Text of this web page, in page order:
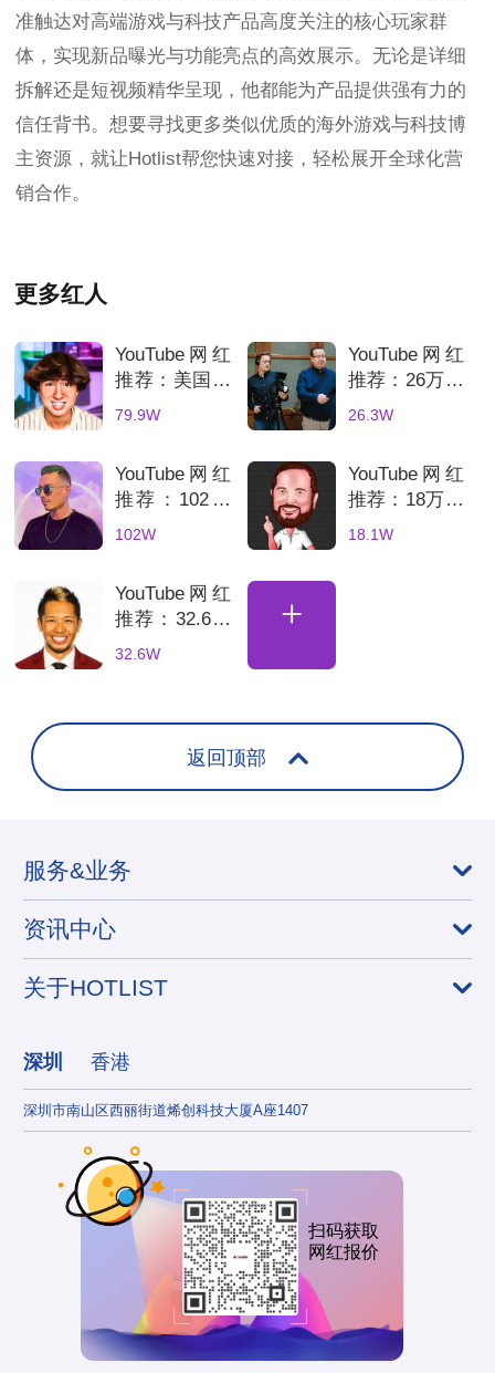
准触达对高端游戏与科技产品高度关注的核心玩家群
体，实现新品曝光与功能亮点的高效展示。无论是详细
拆解还是短视频精华呈现，他都能为产品提供强有力的
信任背书。想要寻找更多类似优质的海外游戏与科技博
主资源，就让Hotlist帮您快速对接，轻松展开全球化营
销合作。
更多红人
YouTube网红
推荐：美国游
戏科技kol达
79.9W
YouTube网红
推荐：26万粉
德国科技测评
26.3W
YouTube网红
推荐：102万
粉德国科技测
102W
YouTube网红
推荐：18万粉
德国科技测评
18.1W
YouTube网红
推荐：32.6万
粉美国科技博
32.6W
+
返回顶部
服务&业务
资讯中心
关于HOTLIST
深圳 香港
深圳市南山区西丽街道烯创科技大厦A座1407
扫码获取
网红报价